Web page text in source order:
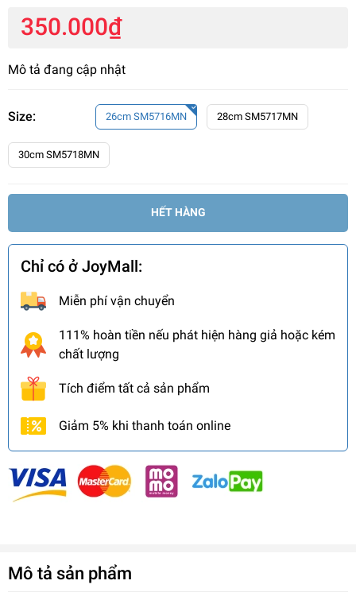
350.000₫
Mô tả đang cập nhật
Size: 26cm SM5716MN 28cm SM5717MN
30cm SM5718MN
HẾT HÀNG
Chỉ có ở JoyMall:
Miễn phí vận chuyển
111% hoàn tiền nếu phát hiện hàng giả hoặc kém
chất lượng
Tích điểm tất cả sản phẩm
Giảm 5% khi thanh toán online
Mô tả sản phẩm